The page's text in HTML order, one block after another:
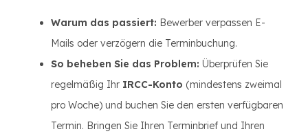
Warum das passiert: Bewerber verpassen E-
Mails oder verzögern die Terminbuchung.
So beheben Sie das Problem: Überprüfen Sie
regelmäßig Ihr IRCC-Konto (mindestens zweimal
pro Woche) und buchen Sie den ersten verfügbaren
Termin. Bringen Sie Ihren Terminbrief und Ihren